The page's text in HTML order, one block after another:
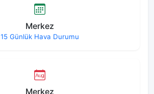
Merkez
15 Günlük Hava Durumu
Merkez